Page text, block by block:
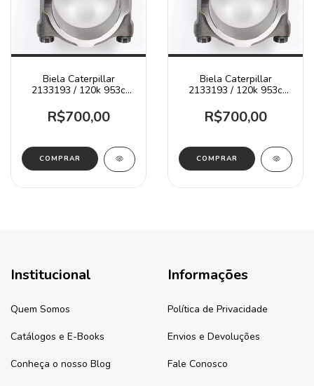
Biela Caterpillar
2133193 / 120k 953c
R$700,00
Biela Caterpillar
2133193 / 120k 953c
R$700,00
Institucional
Quem Somos
Catálogos e E-Books
Conheça o nosso Blog
Informações
Política de Privacidade
Envios e Devoluções
Fale Conosco